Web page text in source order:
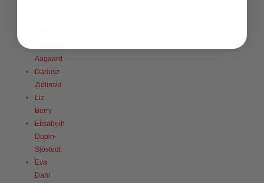
Aagaard
Dariusz
Zielinski
Liz
Berry
Elisabeth
Dupin-
Sjöstedt
Eva
Dahl